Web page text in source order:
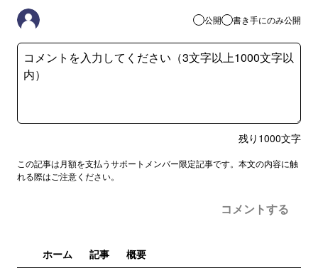
公開 書き手にのみ公開
残り 1000文字
この記事は月額を支払うサポートメンバー限定記事です。本文の内容に触
れる際はご注意ください。
コメントする
ホーム 記事 概要